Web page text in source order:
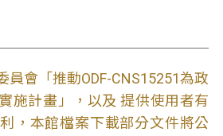
員會「推動ODF-CNS15251為政
施計畫」，以及 提供使用者有
，本館檔案下載部分文件將公